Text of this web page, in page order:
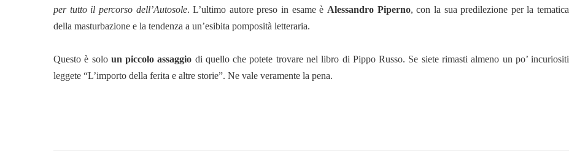
per tutto il percorso dell’Autosole. L’ultimo autore preso in esame è Alessandro Piperno, con la sua predilezione per la tematica
della masturbazione e la tendenza a un’esibita pomposità letteraria.
Questo è solo un piccolo assaggio di quello che potete trovare nel libro di Pippo Russo. Se siete rimasti almeno un po’ incuriositi
leggete “L’importo della ferita e altre storie”. Ne vale veramente la pena.